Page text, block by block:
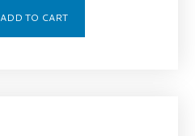
ADD TO CART